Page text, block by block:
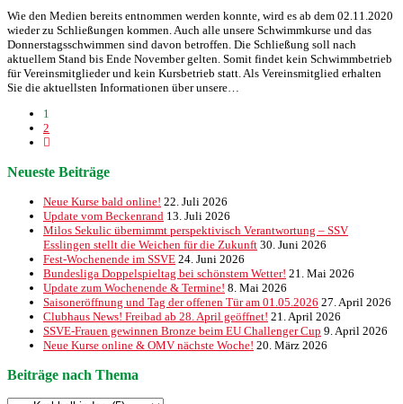
Wie den Medien bereits entnommen werden konnte, wird es ab dem 02.11.2020
wieder zu Schließungen kommen. Auch alle unsere Schwimmkurse und das
Donnerstagsschwimmen sind davon betroffen. Die Schließung soll nach
aktuellem Stand bis Ende November gelten. Somit findet kein Schwimmbetrieb
für Vereinsmitglieder und kein Kursbetrieb statt. Als Vereinsmitglied erhalten
Sie die aktuellsten Informationen über unsere…
1
2
Neueste Beiträge
Neue Kurse bald online! 22. Juli 2026
Update vom Beckenrand 13. Juli 2026
Milos Sekulic übernimmt perspektivisch Verantwortung – SSV
Esslingen stellt die Weichen für die Zukunft 30. Juni 2026
Fest-Wochenende im SSVE 24. Juni 2026
Bundesliga Doppelspieltag bei schönstem Wetter! 21. Mai 2026
Update zum Wochenende & Termine! 8. Mai 2026
Saisoneröffnung und Tag der offenen Tür am 01.05.2026 27. April 2026
Clubhaus News! Freibad ab 28. April geöffnet! 21. April 2026
SSVE-Frauen gewinnen Bronze beim EU Challenger Cup 9. April 2026
Neue Kurse online & OMV nächste Woche! 20. März 2026
Beiträge nach Thema